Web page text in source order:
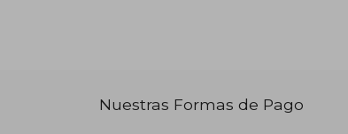
Nuestras Formas de Pago